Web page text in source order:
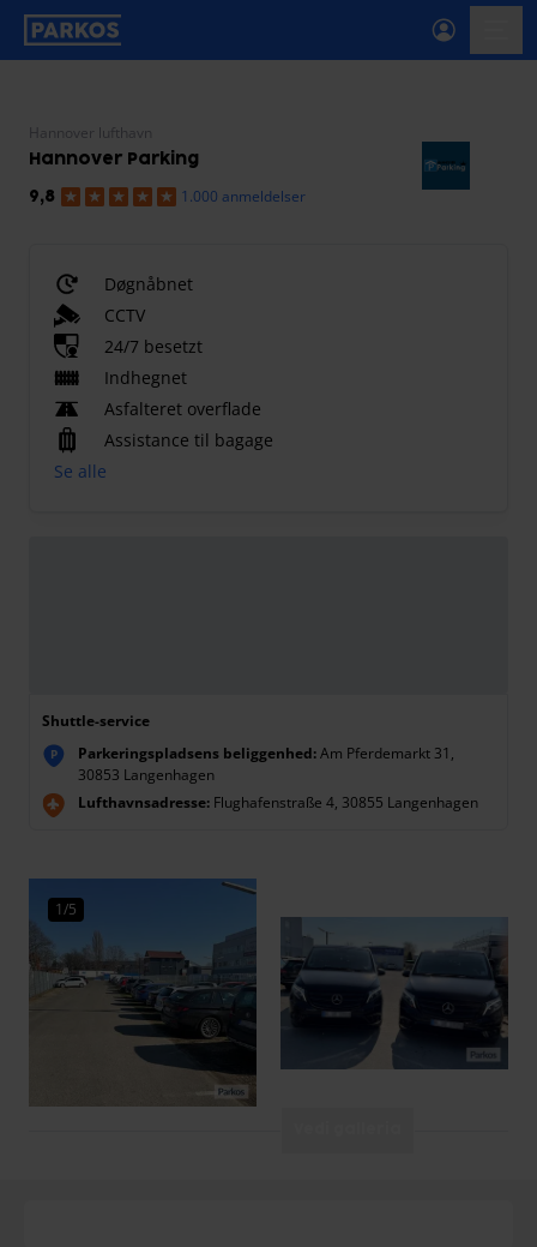
etiket-for-primær-navigation
Hannover lufthavn
Hannover Parking
9,8 1.000 anmeldelser
Døgnåbnet
CCTV
24/7 besetzt
Indhegnet
Asfalteret overflade
Assistance til bagage
Se alle
Shuttle-service
P Parkeringspladsens beliggenhed:Am Pferdemarkt 31,
30853 Langenhagen
Lufthavnsadresse: Flughafenstraße 4, 30855 Langenhagen
1/5